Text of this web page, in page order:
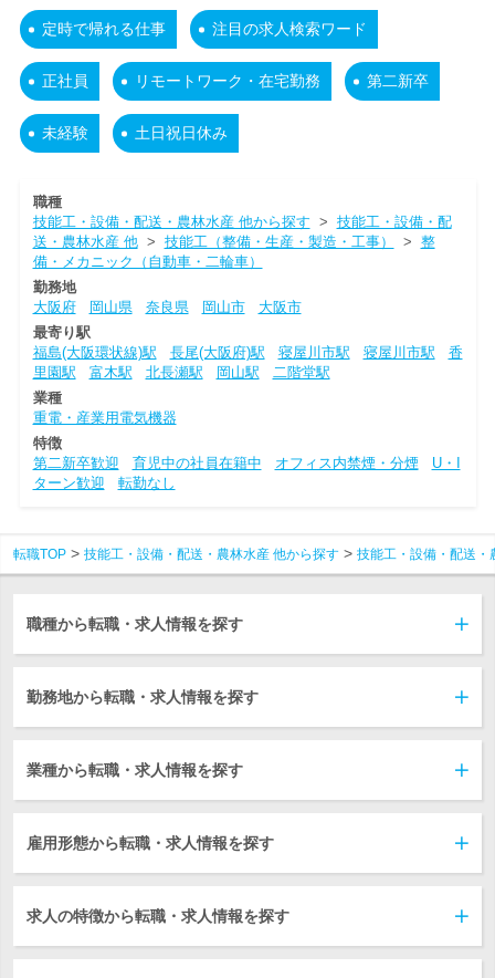
定時で帰れる仕事 注目の求人検索ワード
正社員 リモートワーク・在宅勤務 第二新卒
未経験 土日祝日休み
職種
技能工・設備・配送・農林水産 他から探す > 技能工・設備・配
送・農林水産 他> 技能工（整備・生産・製造・工事） > 整
備・メカニック（自動車・二輪車）
勤務地
大阪府
岡山県 奈良県 岡山市
大阪市
最寄り駅
福島(大阪環状線)駅
長尾(大阪府)駅 寝屋川市駅 寝屋川市駅
香
里園駅
富木駅 北長瀬駅 岡山駅
二階堂駅
業種
重電・産業用電気機器
特徴
第二新卒歓迎
育児中の社員在籍中 オフィス内禁煙・分煙
U・I
ターン歓迎
転勤なし
転職TOP 技能工・設備・配送・農林水産 他から探す 技能工・設備・配送・
職種から転職・求人情報を探す
勤務地から転職・求人情報を探す
業種から転職・求人情報を探す
雇用形態から転職・求人情報を探す
求人の特徴から転職・求人情報を探す